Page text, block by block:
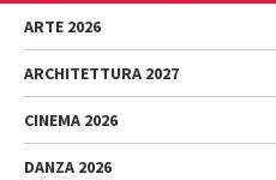
L'Istituzione
Cariche istituzionali
Storia
Luoghi
Sponsorship
ARTE 2026
Esposizione
Intervento di Pietrangelo
Intervento di Koyo Kouoh / La
ARCHITETTURA 2027
Mostra
CINEMA 2026
Mostra
DANZA 2026